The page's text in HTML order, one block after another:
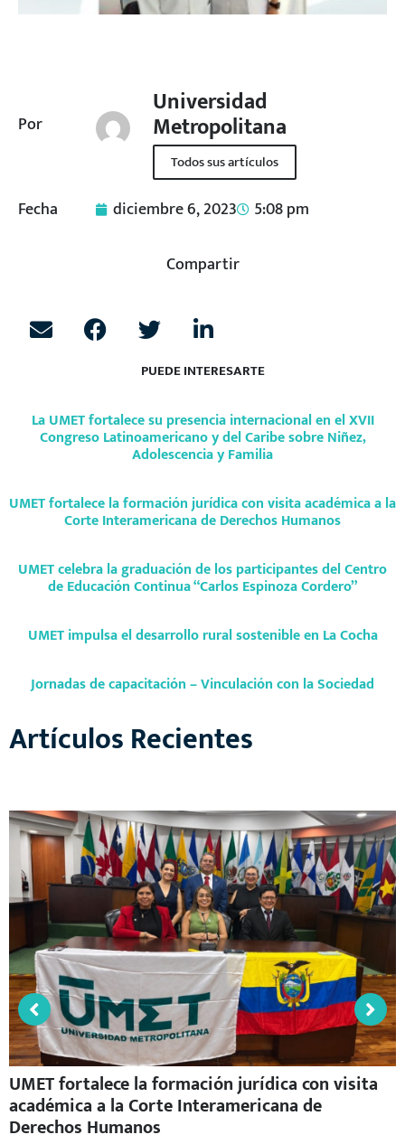
Por
Universidad
Metropolitana
Todos sus artículos
Fecha diciembre 6, 2023 5:08 pm
Compartir
PUEDE INTERESARTE
La UMET fortalece su presencia internacional en el XVII
Congreso Latinoamericano y del Caribe sobre Niñez,
Adolescencia y Familia
UMET fortalece la formación jurídica con visita académica a la
Corte Interamericana de Derechos Humanos
UMET celebra la graduación de los participantes del Centro
de Educación Continua “Carlos Espinoza Cordero”
UMET impulsa el desarrollo rural sostenible en La Cocha
Jornadas de capacitación – Vinculación con la Sociedad
Artículos Recientes
UMET fortalece la formación jurídica con visita
académica a la Corte Interamericana de
Derechos Humanos